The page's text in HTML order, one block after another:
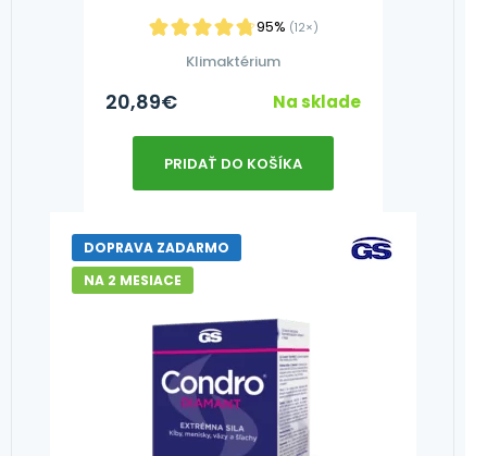
95% (12×)
Klimaktérium
20,89€ Na sklade
PRIDAŤ DO KOŠÍKA
DOPRAVA ZADARMO
NA 2 MESIACE